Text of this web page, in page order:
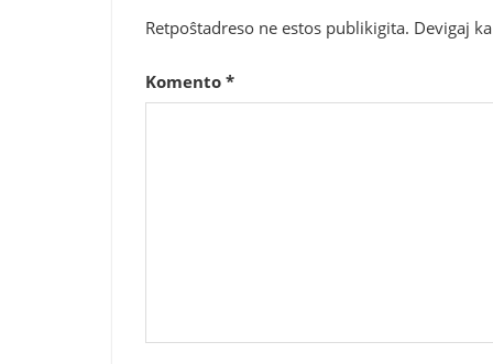
Retpoŝtadreso ne estos publikigita. Devigaj
Komento *